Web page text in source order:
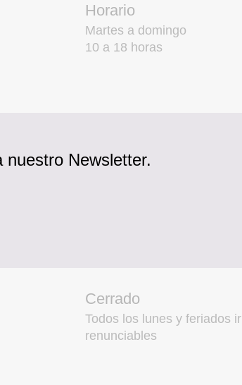
Horario
Martes a domingo
10 a 18 horas
nuestro Newsletter.
Cerrado
Todos los lunes y feriados ir
renunciables